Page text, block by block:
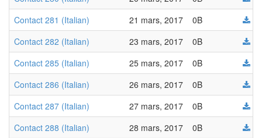
Contact 281 (Italian)
21 mars, 2017
0B
Contact 282 (Italian)
23 mars, 2017
0B
Contact 285 (Italian)
25 mars, 2017
0B
Contact 286 (Italian)
26 mars, 2017
0B
Contact 287 (Italian)
27 mars, 2017
0B
Contact 288 (Italian)
28 mars, 2017
0B